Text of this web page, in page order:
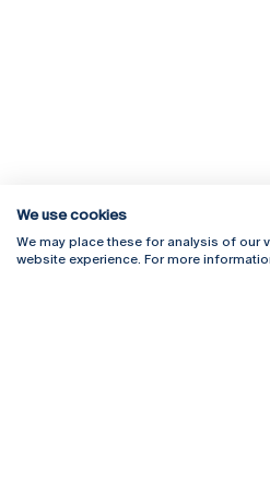
Rua Diogo Botelho
We use cookies
We may place these for analysis of our
website experience. For more